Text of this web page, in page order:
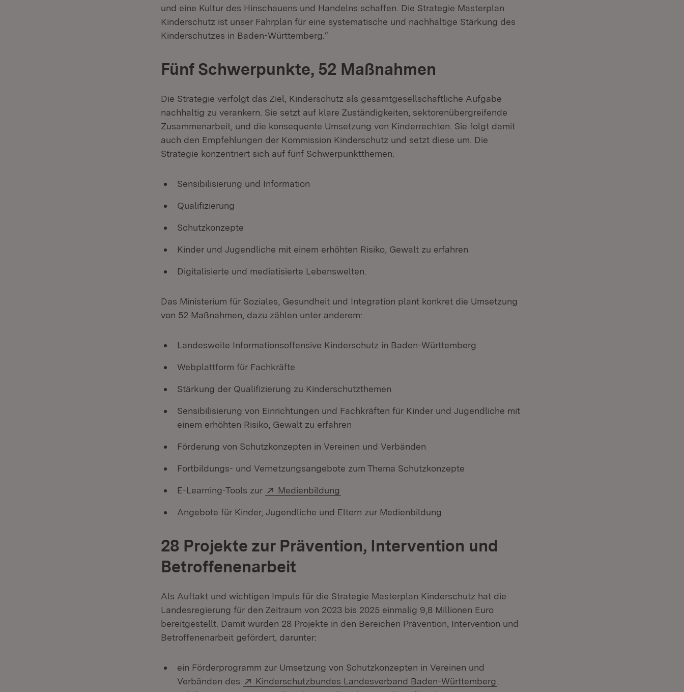
und eine Kultur des Hinschauens und Handelns schaffen. Die Strategie Masterplan
Kinderschutz ist unser Fahrplan für eine systematische und nachhaltige Stärkung des
Kinderschutzes in Baden-Württemberg.“
Fünf Schwerpunkte, 52 Maßnahmen
Die Strategie verfolgt das Ziel, Kinderschutz als gesamtgesellschaftliche Aufgabe
nachhaltig zu verankern. Sie setzt auf klare Zuständigkeiten, sektorenübergreifende
Zusammenarbeit, und die konsequente Umsetzung von Kinderrechten. Sie folgt damit
auch den Empfehlungen der Kommission Kinderschutz und setzt diese um. Die
Strategie konzentriert sich auf fünf Schwerpunktthemen:
Sensibilisierung und Information
Qualifizierung
Schutzkonzepte
Kinder und Jugendliche mit einem erhöhten Risiko, Gewalt zu erfahren
Digitalisierte und mediatisierte Lebenswelten.
Das Ministerium für Soziales, Gesundheit und Integration plant konkret die Umsetzung
von 52 Maßnahmen, dazu zählen unter anderem:
Landesweite Informationsoffensive Kinderschutz in Baden-Württemberg
Webplattform für Fachkräfte
Stärkung der Qualifizierung zu Kinderschutzthemen
Sensibilisierung von Einrichtungen und Fachkräften für Kinder und Jugendliche mit
einem erhöhten Risiko, Gewalt zu erfahren
Förderung von Schutzkonzepten in Vereinen und Verbänden
Fortbildungs- und Vernetzungsangebote zum Thema Schutzkonzepte
E-Learning-Tools zur Extern:
Medienbildung
Angebote für Kinder, Jugendliche und Eltern zur Medienbildung
28 Projekte zur Prävention, Intervention und
Betroffenenarbeit
Als Auftakt und wichtigen Impuls für die Strategie Masterplan Kinderschutz hat die
Landesregierung für den Zeitraum von 2023 bis 2025 einmalig 9,8 Millionen Euro
bereitgestellt. Damit wurden 28 Projekte in den Bereichen Prävention, Intervention und
Betroffenenarbeit gefördert, darunter:
ein Förderprogramm zur Umsetzung von Schutzkonzepten in Vereinen und
Verbänden des
Extern:
Kinderschutzbundes Landesverband Baden-Württemberg